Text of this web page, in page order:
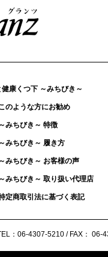
健康くつ下 ～みちびき～
のような方にお勧め
～みちびき～ 特徴
～みちびき～ 履き方
～みちびき～ お客様の声
～みちびき～ 取り扱い代理店
定商取引法に基づく表記
：06-4307-5210 / FAX： 06-